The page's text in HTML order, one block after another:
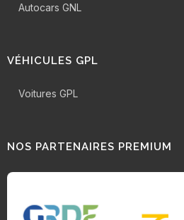
Autocars GNL
VÉHICULES GPL
Voitures GPL
NOS PARTENAIRES PREMIUM